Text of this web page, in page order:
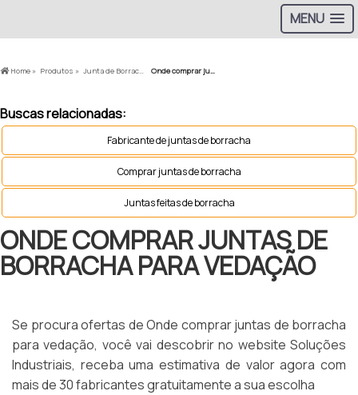
MENU
Home » Produtos » Junta de Borracha » Onde comprar juntas de borracha para vedação
Buscas relacionadas:
Fabricante de juntas de borracha
Comprar juntas de borracha
Juntas feitas de borracha
ONDE COMPRAR JUNTAS DE
BORRACHA PARA VEDAÇÃO
Se procura ofertas de Onde comprar juntas de borracha
para vedação, você vai descobrir no website Soluções
Industriais, receba uma estimativa de valor agora com
mais de 30 fabricantes gratuitamente a sua escolha